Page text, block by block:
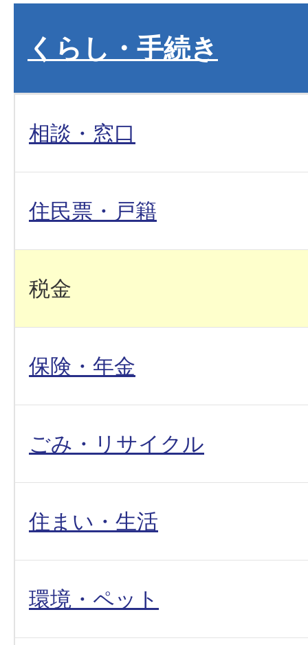
くらし・手続き
相談・窓口
住民票・戸籍
税金
保険・年金
ごみ・リサイクル
住まい・生活
環境・ペット